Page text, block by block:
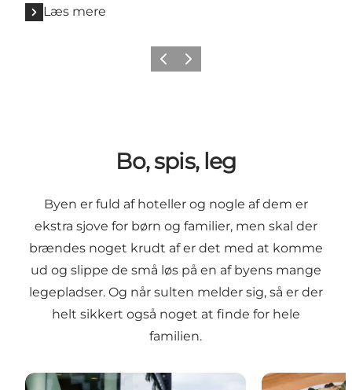
Læs mere
ForrigeNæste
Bo, spis, leg
Byen er fuld af hoteller og nogle af dem er
ekstra sjove for børn og familier, men skal der
brændes noget krudt af er det med at komme
ud og slippe de små løs på en af byens mange
legepladser. Og når sulten melder sig, så er der
helt sikkert også noget at finde for hele
familien.
Familievenlige hoteller Bedste